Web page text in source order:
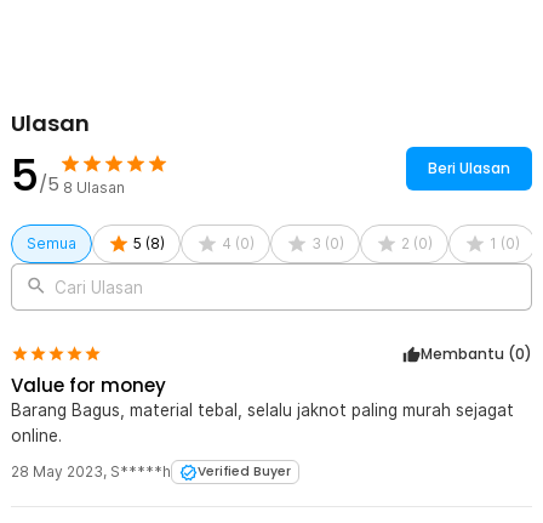
- HEA-1075
Ulasan
5/5 8 Ulasan
Beri Ulasan
Semua 5 (8) 4 (0) 3 (0) 2 (0) 1 (0)
Cari Ulasan
Membantu (0)
Value for money
Barang Bagus, material tebal, selalu jaknot paling murah sejagat
online.
28 May 2023, S*****h Verified Buyer